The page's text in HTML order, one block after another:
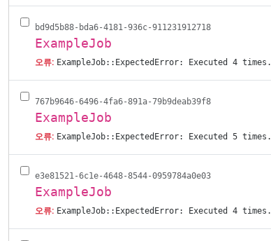
bd9d5b88-bda6-4181-936c-911231912718
ExampleJob
오류: ExampleJob::ExpectedError: Executed 4 times.
767b9646-6496-4fa6-891a-79b9deab39f8
ExampleJob
오류: ExampleJob::ExpectedError: Executed 5 times.
e3e81521-6c1e-4648-8544-0959784a0e03
ExampleJob
오류: ExampleJob::ExpectedError: Executed 4 times.